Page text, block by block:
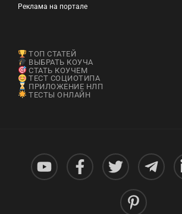
Реклама на портале
ТОП СТАТЕЙ
ВЫБРАТЬ КОУЧА
СТАТЬ КОУЧЕМ
ТЕСТ СОЦИОТИПА
ПРИЛОЖЕНИЕ НЛП
ТЕСТЫ ОНЛАЙН